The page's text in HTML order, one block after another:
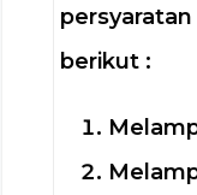
berikut :